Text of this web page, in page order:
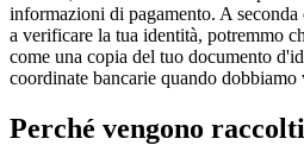
informazioni di pagamento. A
a verificare la tua identità, potremmo
come una copia del tuo documento
coordinate bancarie quando
Perché vengono